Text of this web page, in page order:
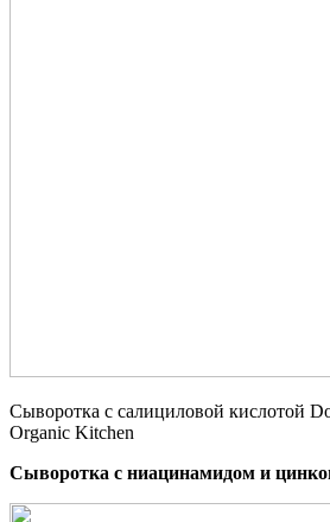
Сыворотка с салициловой кислотой
Organic Kitchen
Сыворотка с ниацинамидом и